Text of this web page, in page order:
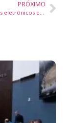
PRÓXIMO
Uso de cigarros eletrônicos em escolas é tema de reunião promovida pelo MPSC em Joinville